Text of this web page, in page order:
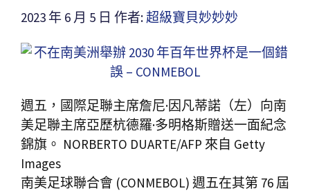
2023 年 6 月 5 日 作者: 超級寶貝妙妙妙
週五，國際足聯主席詹尼·因凡蒂諾（左）向南
美足聯主席亞歷杭德羅·多明格斯贈送一面紀念
錦旗。 NORBERTO DUARTE/AFP 來自 Getty
Images
南美足球聯合會 (CONMEBOL) 週五在其第 76 屆